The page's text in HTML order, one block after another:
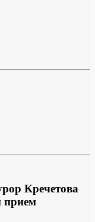
Кречетова
прием